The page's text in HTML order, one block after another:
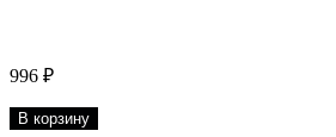
996 ₽
В корзину